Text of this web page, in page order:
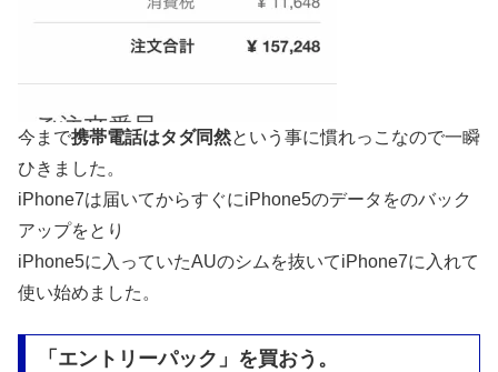
今まで携帯電話はタダ同然という事に慣れっこなので一瞬
ひきました。
iPhone7は届いてからすぐにiPhone5のデータをのバック
アップをとり
iPhone5に入っていたAUのシムを抜いてiPhone7に入れて
使い始めました。
「エントリーパック」を買おう。